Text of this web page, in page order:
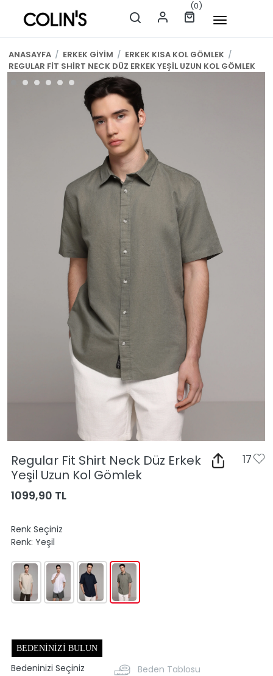
(0)
ANASAYFA / ERKEK GİYİM / ERKEK KISA KOL GÖMLEK /
REGULAR FİT SHİRT NECK DÜZ ERKEK YEŞİL UZUN KOL GÖMLEK
Regular Fit Shirt Neck Düz Erkek
Yeşil Uzun Kol Gömlek
17
1099,90 TL
Renk Seçiniz
Renk: Yeşil
BEDENINIZI BULUN
Bedeninizi Seçiniz Beden Tablosu